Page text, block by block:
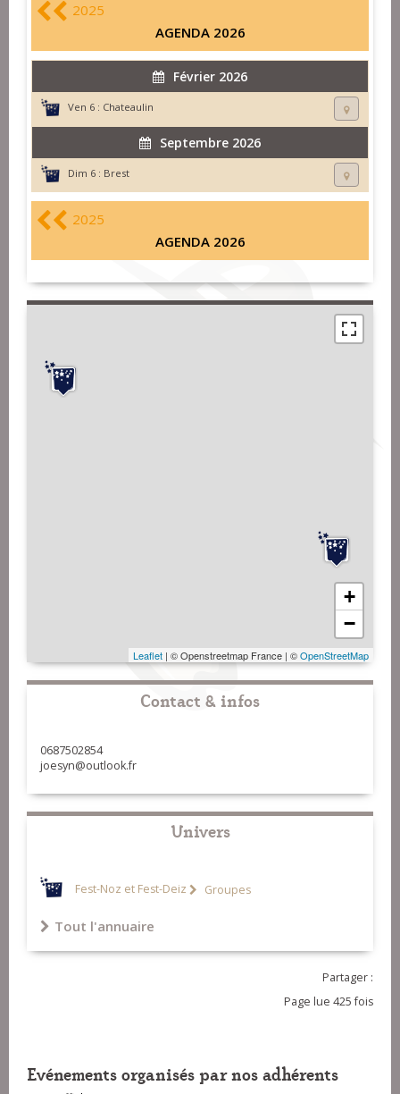
2025
AGENDA 2026
Février 2026
Ven 6 : Chateaulin
Septembre 2026
Dim 6 : Brest
2025
AGENDA 2026
+
−
Leaflet | © Openstreetmap France | ©OpenStreetMap
Contact & infos
0687502854
joesyn@outlook.fr
Univers
Fest-Noz et Fest-Deiz Groupes
Tout l'annuaire
Partager :
Page lue 425 fois
Evénements organisés par nos adhérents